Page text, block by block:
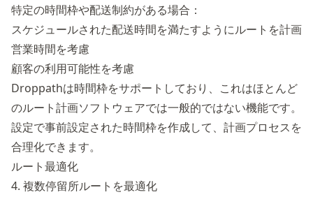
特定の時間枠や配送制約がある場合：
スケジュールされた配送時間を満たすようにルートを計画
営業時間を考慮
顧客の利用可能性を考慮
Droppathは時間枠をサポートしており、これはほとんど
のルート計画ソフトウェアでは一般的ではない機能です。
設定で事前設定された時間枠を作成して、計画プロセスを
合理化できます。
ルート最適化
4. 複数停留所ルートを最適化